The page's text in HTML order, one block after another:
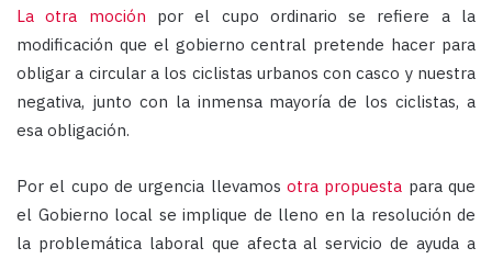
La otra moción por el cupo ordinario se refiere a la
modificación que el gobierno central pretende hacer para
obligar a circular a los ciclistas urbanos con casco y nuestra
negativa, junto con la inmensa mayoría de los ciclistas, a
esa obligación.
Por el cupo de urgencia llevamos otra propuesta para que
el Gobierno local se implique de lleno en la resolución de
la problemática laboral que afecta al servicio de ayuda a